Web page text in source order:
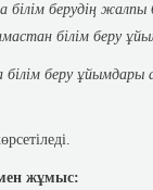
берудің
білім беру
беру
жұмыс: